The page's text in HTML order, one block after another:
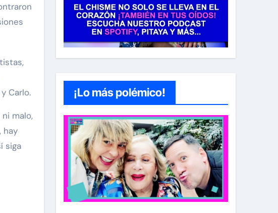
Carlo.
malo,
hay
siga
¡Lo más polémico!